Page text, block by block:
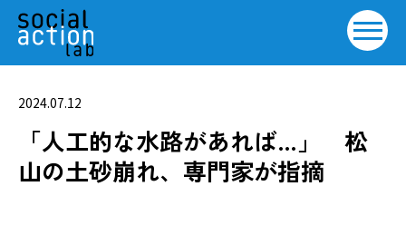
2024.07.12
「人工的な水路があれば…」 松
山の土砂崩れ、専門家が指摘